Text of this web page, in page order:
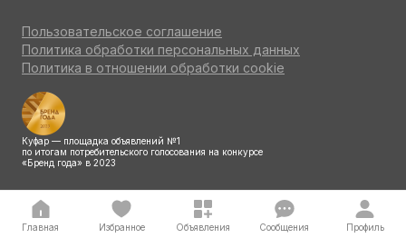
Пользовательское соглашение
Политика обработки персональных данных
Политика в отношении обработки cookie
Куфар — площадка объявлений №1
по итогам потребительского голосования на конкурсе
«Бренд года» в 2023
Главная Избранное Объявления Сообщения Профиль